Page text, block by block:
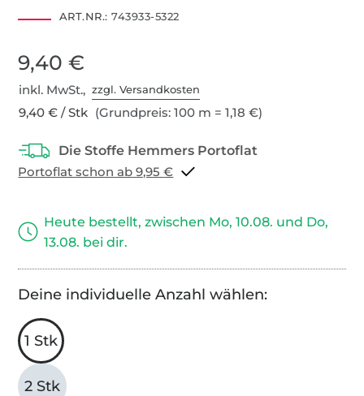
ART.NR.: 743933-5322
9,40 €
inkl. MwSt.,zzgl. Versandkosten
9,40 € / Stk (Grundpreis: 100 m = 1,18 €)
Portoflat schon ab 9,95 €
Heute bestellt, zwischen Mo, 10.08. und Do,
13.08. bei dir.
Deine individuelle Anzahl wählen:
1 Stk
2 Stk